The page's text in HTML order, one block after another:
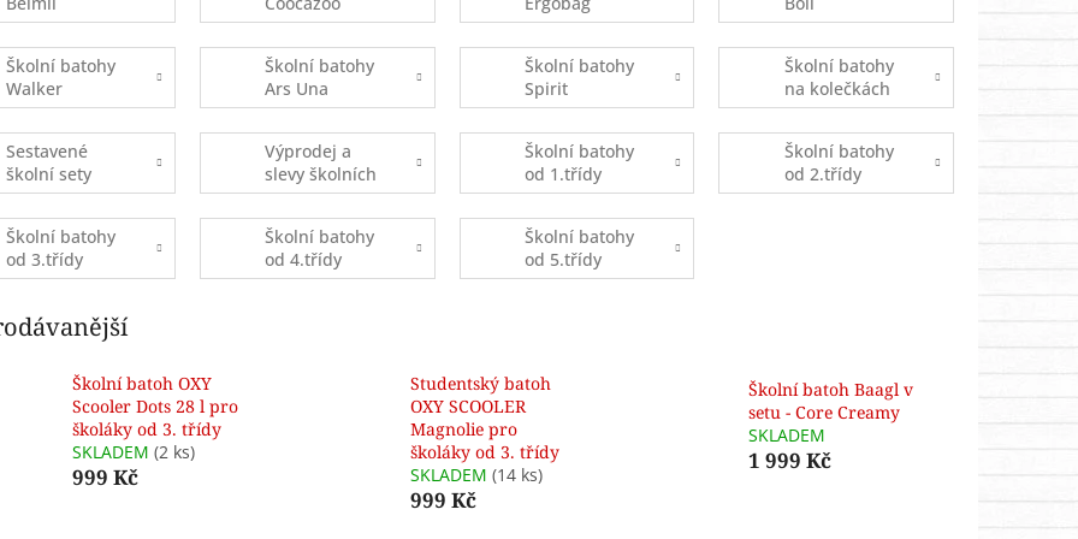
Školní batohy
Walker
Školní batohy
Ars Una
Školní batohy
Spirit
Školní batohy
na kolečkách
Sestavené
školní sety
Výprodej a
slevy školních
batohů
Školní batohy
od 1.třídy
Školní batohy
od 2.třídy
Školní batohy
od 3.třídy
Školní batohy
od 4.třídy
Školní batohy
od 5.třídy
Školní batoh OXY
Scooler Dots 28 l pro
školáky od 3. třídy
SKLADEM (2 ks)
999 Kč
Studentský batoh
OXY SCOOLER
Magnolie pro
školáky od 3. třídy
SKLADEM (14 ks)
999 Kč
Školní batoh Baagl v
setu - Core Creamy
SKLADEM
1 999 Kč